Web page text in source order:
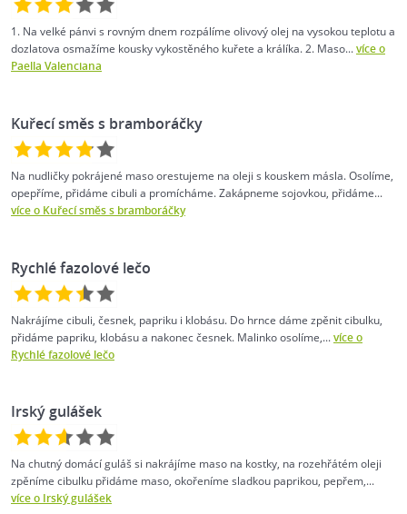
1. Na velké pánvi s rovným dnem rozpálíme olivový olej na vysokou teplotu a
dozlatova osmažíme kousky vykostěného kuřete a králíka. 2. Maso...více o
Paella Valenciana
Kuřecí směs s bramboráčky
Na nudličky pokrájené maso orestujeme na oleji s kouskem másla. Osolíme,
opepříme, přidáme cibuli a promícháme. Zakápneme sojovkou, přidáme...
více o Kuřecí směs s bramboráčky
Rychlé fazolové lečo
Nakrájíme cibuli, česnek, papriku i klobásu. Do hrnce dáme zpěnit cibulku,
přidáme papriku, klobásu a nakonec česnek. Malinko osolíme,...více o
Rychlé fazolové lečo
Irský gulášek
Na chutný domácí guláš si nakrájíme maso na kostky, na rozehřátém oleji
zpěníme cibulku přidáme maso, okořeníme sladkou paprikou, pepřem,...
více o Irský gulášek